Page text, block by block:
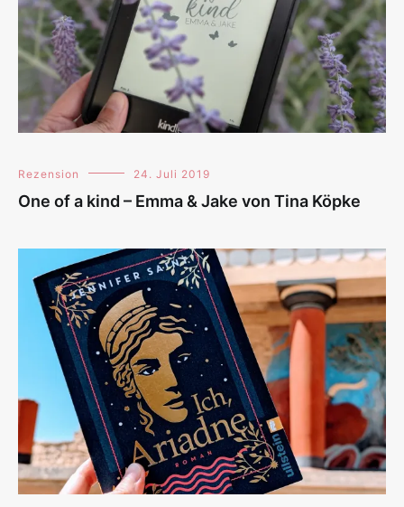
Rezension 24. Juli 2019
One of a kind – Emma & Jake von Tina Köpke